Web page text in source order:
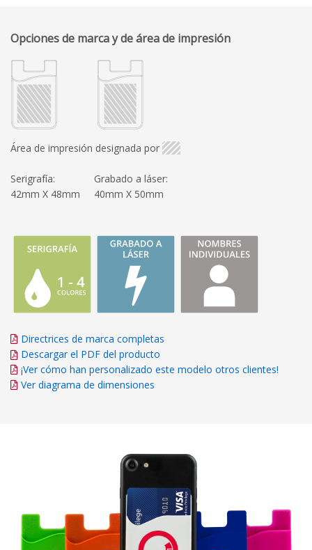
Opciones de marca y de área de impresión
Área de impresión designada por
Serigrafía:
42mm X 48mm
Grabado a láser:
40mm X 50mm
Directrices de marca completas
Descargar el PDF del producto
¡Ver cómo han personalizado este modelo otros clientes!
Ver diagrama de dimensiones